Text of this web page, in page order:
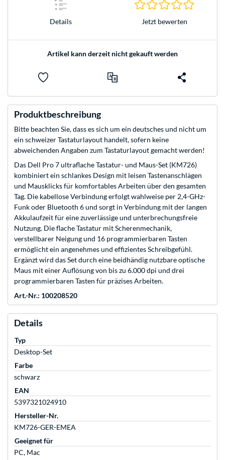
Details Jetzt bewerten
Artikel kann derzeit nicht gekauft werden
Produktbeschreibung
Bitte beachten Sie, dass es sich um ein deutsches und nicht um
ein schweizer Tastaturlayout handelt, sofern keine
abweichenden Angaben zum Tastaturlayout gemacht werden!
Das Dell Pro 7 ultraflache Tastatur- und Maus-Set (KM726)
kombiniert ein schlankes Design mit leisen Tastenanschlägen
und Mausklicks für komfortables Arbeiten über den gesamten
Tag. Die kabellose Verbindung erfolgt wahlweise per 2,4-GHz-
Funk oder Bluetooth 6 und sorgt in Verbindung mit der langen
Akkulaufzeit für eine zuverlässige und unterbrechungsfreie
Nutzung. Die flache Tastatur mit Scherenmechanik,
verstellbarer Neigung und 16 programmierbaren Tasten
ermöglicht ein angenehmes und effizientes Schreibgefühl.
Ergänzt wird das Set durch eine beidhändig nutzbare optische
Maus mit einer Auflösung von bis zu 6.000 dpi und drei
programmierbaren Tasten für präzises Arbeiten.
Art.-Nr.: 100208520
Details
Typ
Desktop-Set
Farbe
schwarz
EAN
5397321024910
Hersteller-Nr.
KM726-GER-EMEA
Geeignet für
PC, Mac